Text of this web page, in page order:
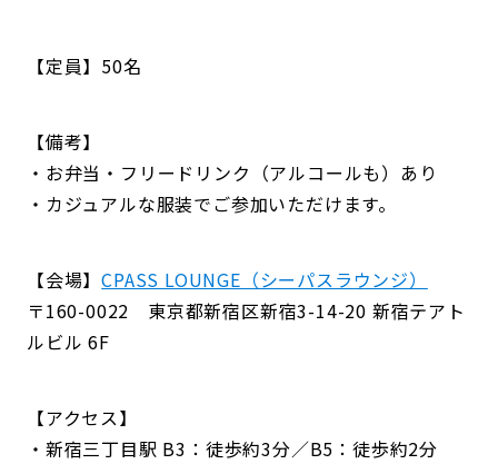
【定員】50名
【備考】
・お弁当・フリードリンク（アルコールも）あり
・カジュアルな服装でご参加いただけます。
【会場】CPASS LOUNGE（シーパスラウンジ）
〒160-0022 東京都新宿区新宿3-14-20 新宿テアト
ルビル 6F
【アクセス】
・新宿三丁目駅 B3：徒歩約3分／B5：徒歩約2分